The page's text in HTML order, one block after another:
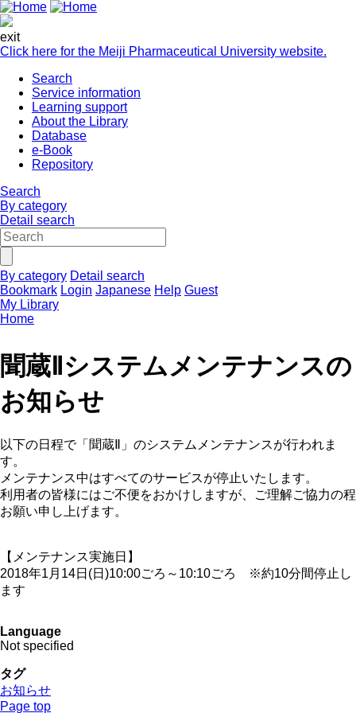
exit
Click here for the Meiji Pharmaceutical University website.
Search
Service information
Learning support
About the Library
Database
e-Book
Repository
Search
By category
Detail search
By category Detail search
Bookmark Login Japanese Help Guest
My Library
Home
聞蔵Ⅱシステムメンテナンスの
お知らせ
以下の日程で「聞蔵Ⅱ」のシステムメンテナンスが行われま
す。
メンテナンス中はすべてのサービスが停止いたします。
利用者の皆様にはご不便をおかけしますが、ご理解ご協力の程
お願い申し上げます。
【メンテナンス実施日】
2018年1月14日(日)10:00ごろ～10:10ごろ ※約10分間停止し
ます
Language
Not specified
タグ
お知らせ
Page top